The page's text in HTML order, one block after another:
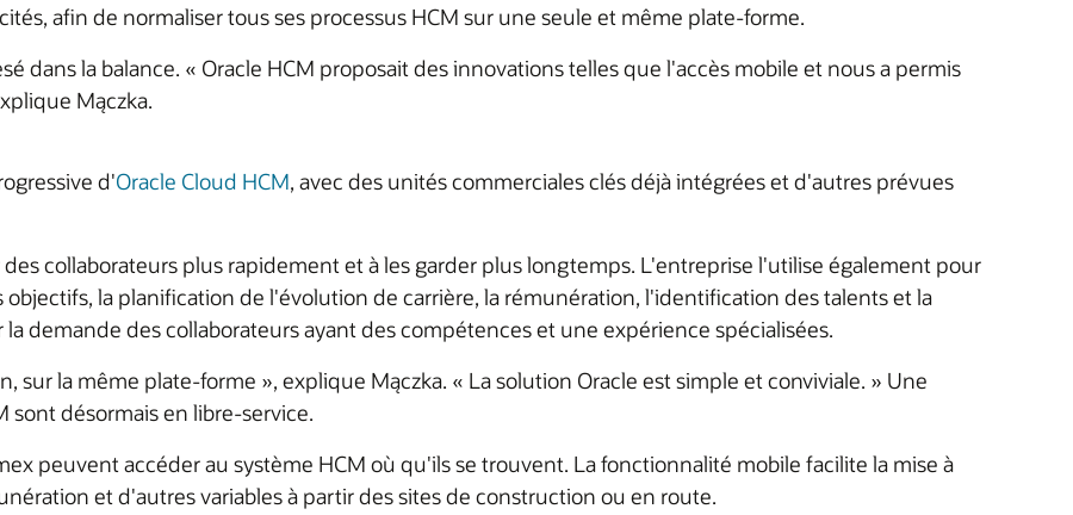
afin de normaliser tous ses processus HCM sur une seule et même plate-forme.
dans la balance. « Oracle HCM proposait des innovations telles que l'accès mobile et nous a permis
Mączka.
d'Oracle Cloud HCM, avec des unités commerciales clés déjà intégrées et d'autres prévues
collaborateurs plus rapidement et à les garder plus longtemps. L'entreprise l'utilise également pour
la planification de l'évolution de carrière, la rémunération, l'identification des talents et la
demande des collaborateurs ayant des compétences et une expérience spécialisées.
sur la même plate-forme », explique Mączka. « La solution Oracle est simple et conviviale. » Une
sont désormais en libre-service.
peuvent accéder au système HCM où qu'ils se trouvent. La fonctionnalité mobile facilite la mise à
et d'autres variables à partir des sites de construction ou en route.